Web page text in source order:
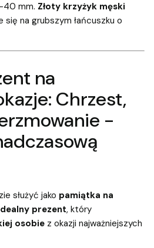
40 mm. Złoty krzyżyk męski
na grubszym łańcuszku o
na
Chrzest,
-
służyć jako pamiątka na
prezent, który
osobie z okazji najważniejszych